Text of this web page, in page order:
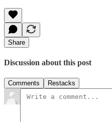
Share
Discussion about this post
Comments Restacks